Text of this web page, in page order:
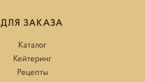
ДЛЯ ЗАКАЗА
Каталог
Кейтеринг
Рецепты